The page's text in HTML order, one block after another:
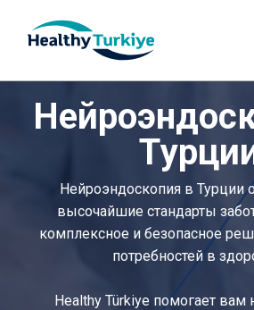
p
Нейроэндоскопия в Турции
высочайшие стандарты
комплексное и безопасное
потребностей в
Healthy Türkiye помогает